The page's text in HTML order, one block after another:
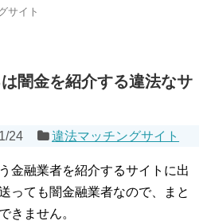
サイト
闇金を紹介する違法なサ
24 違法マッチングサイト
金融業者を紹介するサイトに出
っても闇金融業者なので、まと
きません。